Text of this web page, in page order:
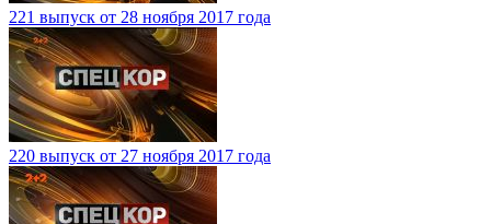
221 выпуск от 28 ноября 2017 года
220 выпуск от 27 ноября 2017 года